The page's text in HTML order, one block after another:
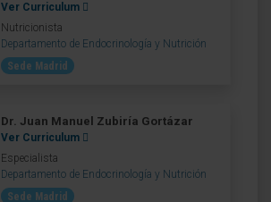
Ver Curriculum
Nutricionista
Departamento de Endocrinología y Nutrición
Sede Madrid
Dr. Juan Manuel Zubiría Gortázar
Ver Curriculum
Especialista
Departamento de Endocrinología y Nutrición
Sede Madrid